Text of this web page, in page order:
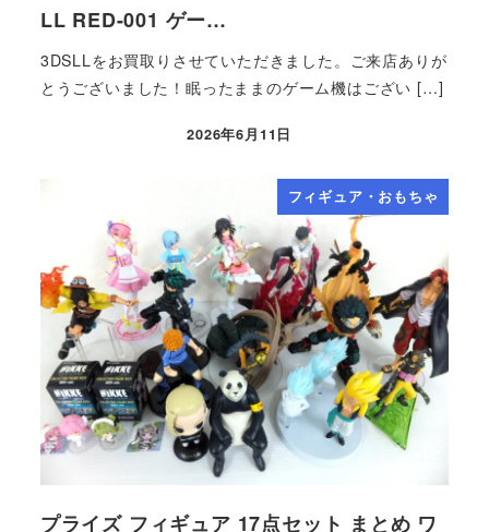
LL RED-001 ゲー…
3DSLLをお買取りさせていただきました。ご来店ありが
とうございました！眠ったままのゲーム機はござい […]
2026年6月11日
フィギュア・おもちゃ
プライズ フィギュア 17点セット まとめ ワ